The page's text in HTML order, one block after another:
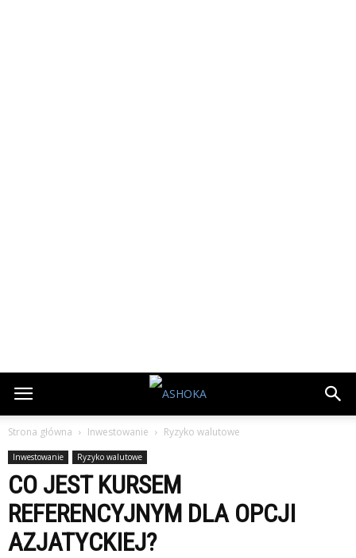
Strona główna Inwestowanie Ryzyko walutowe
Inwestowanie Ryzyko walutowe
CO JEST KURSEM
REFERENCYJNYM DLA OPCJI
AZJATYCKIEJ?